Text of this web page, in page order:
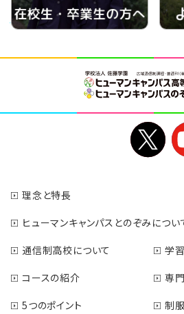
理念と特長
ヒューマンキャンパスとのぞみについ
通信制高校について
学
コースの紹介
専
5つのポイント
制